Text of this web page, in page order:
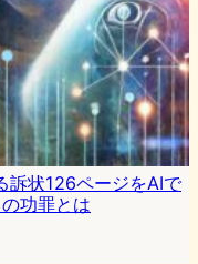
訴状126ページをAIで
功罪とは